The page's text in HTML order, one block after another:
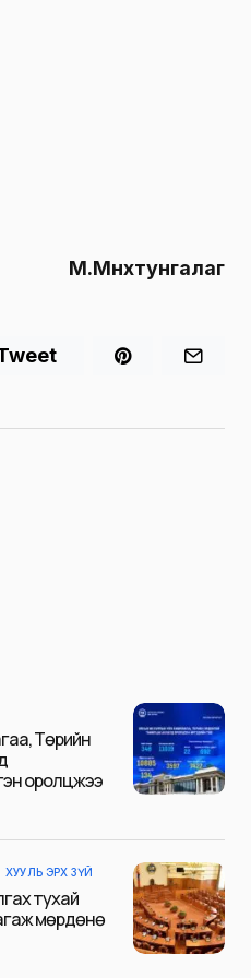
М.Мөнхтунгалаг
Төрийн
оролцжээ
ХУУЛЬ ЭРХ ЗҮЙ
тухай
мөрдөнө